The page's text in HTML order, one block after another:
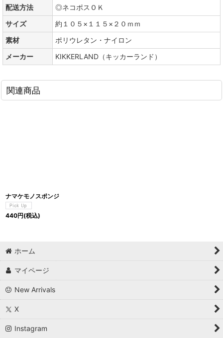
配送方法
◎ネコポスＯＫ
サイズ
約１０５×１１５×２０ｍｍ
素材
ポリウレタン・ナイロン
メーカー
KIKKERLAND（キッカーランド）
関連商品
ナマケモノスポンジ
440円(税込)
ホーム
マイページ
New Arrivals
X
Instagram